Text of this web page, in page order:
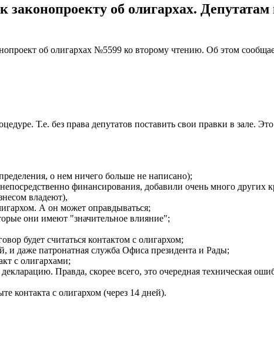
об олигархах.
об олигархах №5599 ко второму чтению. Об этом
Т.е. без права депутатов поставить свои правки в зале.
о нем ничего больше не написано);
финансирования, добавили очень много других
владеют),
А он может оправдываться;
они имеют "значительное влияние";
будет считаться контактом с олигархом;
и даже патронатная служба Офиса президента и Рады;
с олигархами;
Правда, скорее всего, это очередная техническая
контакта с олигархом (через 14 дней).